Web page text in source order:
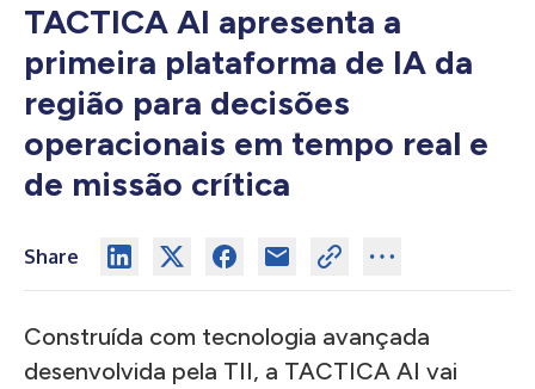
TACTICA AI apresenta a
primeira plataforma de IA da
região para decisões
operacionais em tempo real e
de missão crítica
Share
Construída com tecnologia avançada
desenvolvida pela TII, a TACTICA AI vai